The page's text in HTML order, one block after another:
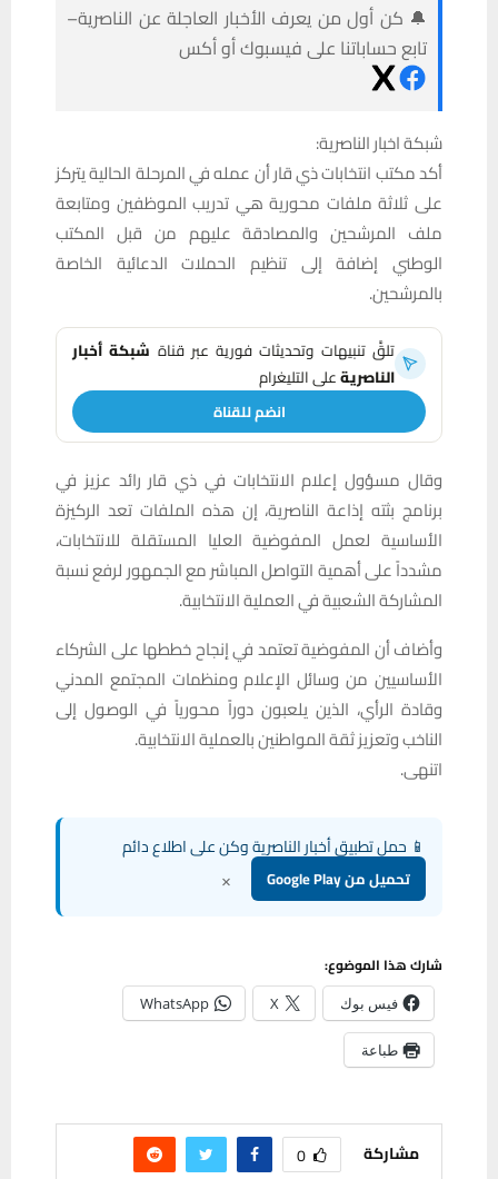
🔔 كن أول من يعرف الأخبار العاجلة عن الناصرية–
تابع حساباتنا على فيسبوك أو أكس
شبكة اخبار الناصرية:
أكد مكتب انتخابات ذي قار أن عمله في المرحلة الحالية يتركز
على ثلاثة ملفات محورية هي تدريب الموظفين ومتابعة
ملف المرشحين والمصادقة عليهم من قبل المكتب
الوطني إضافة إلى تنظيم الحملات الدعائية الخاصة
بالمرشحين.
تلقَّ تنبيهات وتحديثات فورية عبر قناة شبكة أخبار
الناصريةعلى التليغرام
انضم للقناة
وقال مسؤول إعلام الانتخابات في ذي قار رائد عزيز في
برنامج بثته إذاعة الناصرية، إن هذه الملفات تعد الركيزة
الأساسية لعمل المفوضية العليا المستقلة للانتخابات،
مشدداً على أهمية التواصل المباشر مع الجمهور لرفع نسبة
المشاركة الشعبية في العملية الانتخابية.
وأضاف أن المفوضية تعتمد في إنجاح خططها على الشركاء
الأساسيين من وسائل الإعلام ومنظمات المجتمع المدني
وقادة الرأي، الذين يلعبون دوراً محورياً في الوصول إلى
الناخب وتعزيز ثقة المواطنين بالعملية الانتخابية.
اتنهى.
📱 حمل تطبيق أخبار الناصرية وكن على اطلاع دائم
تحميل من Google Play ×
شارك هذا الموضوع:
فيس بوك X
WhatsApp
طباعة
مشاركة 0